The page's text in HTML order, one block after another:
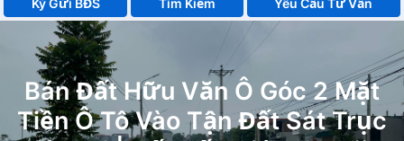
Ký Gửi BĐS Yêu Cầu Tư Vấn
Bán Đất Hữu Văn Ô Góc 2 Mặt
Tiền Ô Tô Vào Tận Đất Sát Trục